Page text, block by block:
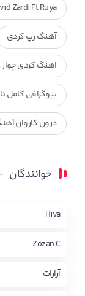
Zardi Ft Ruya
آهنگ رپ کردی
اهنگ کردی چوار
بیوگرافی کامل
درون کاروان
محمد جزا
چاو من
خوانندگان
Hiva
Zozan C
آرارات